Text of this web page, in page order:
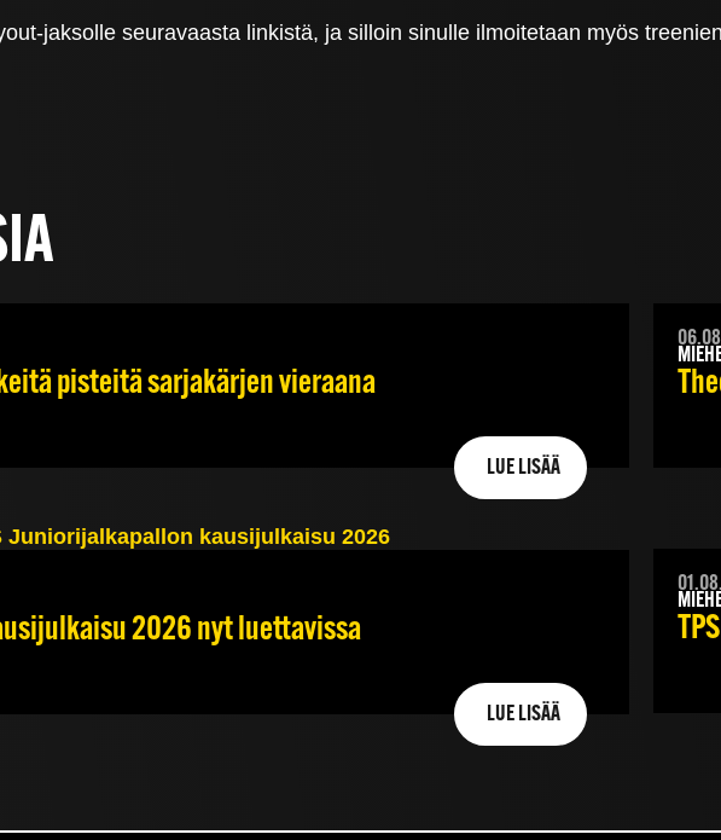
jaksolle seuravaasta linkistä, ja silloin sinulle ilmoitetaan myös
pisteitä sarjakärjen vieraana
LUE LISÄÄ
2026 nyt luettavissa
LUE LISÄÄ